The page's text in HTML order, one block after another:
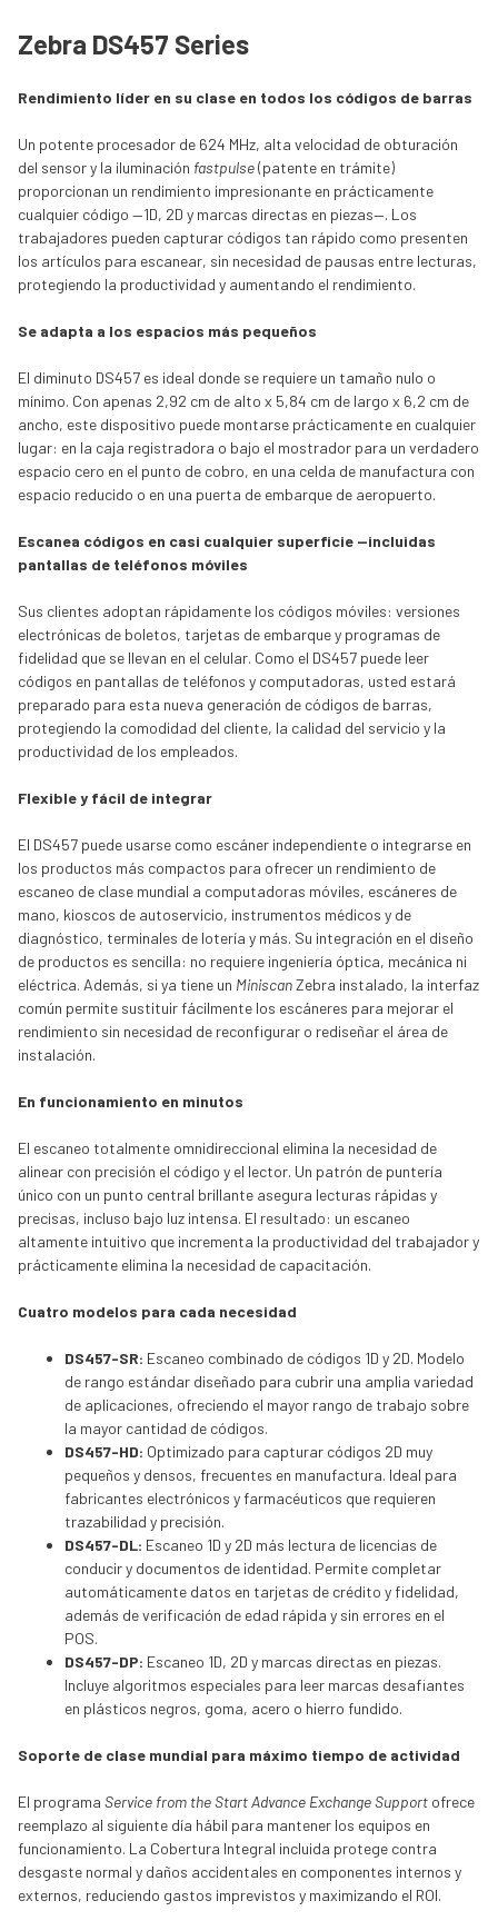
Zebra DS457 Series
Rendimiento líder en su clase en todos los códigos de barras
Un potente procesador de 624 MHz, alta velocidad de obturación
del sensor y la iluminación fastpulse(patente en trámite)
proporcionan un rendimiento impresionante en prácticamente
cualquier código —1D, 2D y marcas directas en piezas—. Los
trabajadores pueden capturar códigos tan rápido como presenten
los artículos para escanear, sin necesidad de pausas entre lecturas,
protegiendo la productividad y aumentando el rendimiento.
Se adapta a los espacios más pequeños
El diminuto DS457 es ideal donde se requiere un tamaño nulo o
mínimo. Con apenas 2,92 cm de alto x 5,84 cm de largo x 6,2 cm de
ancho, este dispositivo puede montarse prácticamente en cualquier
lugar: en la caja registradora o bajo el mostrador para un verdadero
espacio cero en el punto de cobro, en una celda de manufactura con
espacio reducido o en una puerta de embarque de aeropuerto.
Escanea códigos en casi cualquier superficie —incluidas
pantallas de teléfonos móviles
Sus clientes adoptan rápidamente los códigos móviles: versiones
electrónicas de boletos, tarjetas de embarque y programas de
fidelidad que se llevan en el celular. Como el DS457 puede leer
códigos en pantallas de teléfonos y computadoras, usted estará
preparado para esta nueva generación de códigos de barras,
protegiendo la comodidad del cliente, la calidad del servicio y la
productividad de los empleados.
Flexible y fácil de integrar
El DS457 puede usarse como escáner independiente o integrarse en
los productos más compactos para ofrecer un rendimiento de
escaneo de clase mundial a computadoras móviles, escáneres de
mano, kioscos de autoservicio, instrumentos médicos y de
diagnóstico, terminales de lotería y más. Su integración en el diseño
de productos es sencilla: no requiere ingeniería óptica, mecánica ni
eléctrica. Además, si ya tiene un MiniscanZebra instalado, la interfaz
común permite sustituir fácilmente los escáneres para mejorar el
rendimiento sin necesidad de reconfigurar o rediseñar el área de
instalación.
En funcionamiento en minutos
El escaneo totalmente omnidireccional elimina la necesidad de
alinear con precisión el código y el lector. Un patrón de puntería
único con un punto central brillante asegura lecturas rápidas y
precisas, incluso bajo luz intensa. El resultado: un escaneo
altamente intuitivo que incrementa la productividad del trabajador y
prácticamente elimina la necesidad de capacitación.
Cuatro modelos para cada necesidad
DS457-SR: Escaneo combinado de códigos 1D y 2D. Modelo
de rango estándar diseñado para cubrir una amplia variedad
de aplicaciones, ofreciendo el mayor rango de trabajo sobre
la mayor cantidad de códigos.
DS457-HD: Optimizado para capturar códigos 2D muy
pequeños y densos, frecuentes en manufactura. Ideal para
fabricantes electrónicos y farmacéuticos que requieren
trazabilidad y precisión.
DS457-DL: Escaneo 1D y 2D más lectura de licencias de
conducir y documentos de identidad. Permite completar
automáticamente datos en tarjetas de crédito y fidelidad,
además de verificación de edad rápida y sin errores en el
POS.
DS457-DP: Escaneo 1D, 2D y marcas directas en piezas.
Incluye algoritmos especiales para leer marcas desafiantes
en plásticos negros, goma, acero o hierro fundido.
Soporte de clase mundial para máximo tiempo de actividad
El programa Service from the Start Advance Exchange Support ofrece
reemplazo al siguiente día hábil para mantener los equipos en
funcionamiento. La Cobertura Integral incluida protege contra
desgaste normal y daños accidentales en componentes internos y
externos, reduciendo gastos imprevistos y maximizando el ROI.